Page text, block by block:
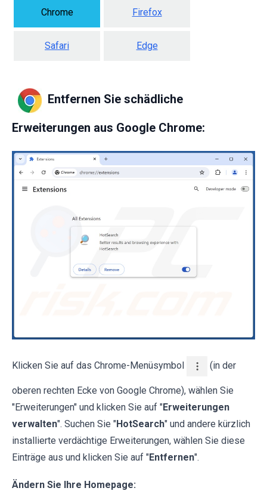
Chrome Firefox
Safari Edge
Entfernen Sie schädliche
Erweiterungen aus Google Chrome:
Klicken Sie auf das Chrome-Menüsymbol (in der
oberen rechten Ecke von Google Chrome), wählen Sie
"Erweiterungen" und klicken Sie auf "Erweiterungen
verwalten". Suchen Sie "HotSearch" und andere kürzlich
installierte verdächtige Erweiterungen, wählen Sie diese
Einträge aus und klicken Sie auf "Entfernen".
Ändern Sie Ihre Homepage: